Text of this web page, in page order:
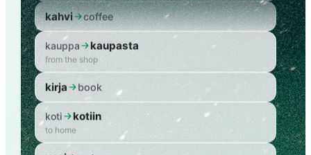
kahvi coffee
kauppa
from the shop
to home